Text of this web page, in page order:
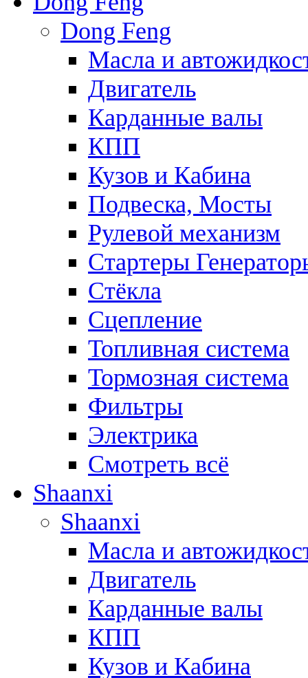
Dong Feng
Масла и
Двигатель
Карданные валы
КПП
Кузов и Кабина
Подвеска, Мосты
Рулевой механизм
Стартеры
Стёкла
Сцепление
Топливная система
Тормозная система
Фильтры
Электрика
Смотреть всё
Shaanxi
Shaanxi
Масла и
Двигатель
Карданные валы
КПП
Кузов и Кабина